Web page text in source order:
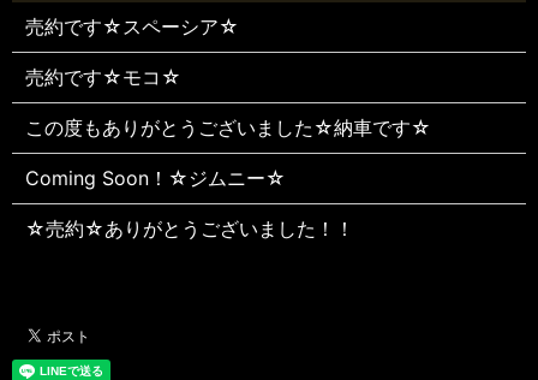
売約です☆スペーシア☆
売約です☆モコ☆
この度もありがとうございました☆納車です☆
Coming Soon！☆ジムニー☆
☆売約☆ありがとうございました！！